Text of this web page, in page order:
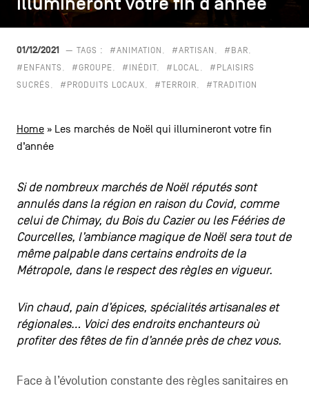
secondaire
Facebook
FR NL EN
01/12/2021 — TAGS : #ANIMATION #ARTISAN
#BAR
#ENFANTS
#GROUPE #INÉDIT #LOCAL
#PLAISIRS
SUCRÉS
#PRODUITS LOCAUX #TERROIR #TRADITION
Home» Les marchés de Noël qui illumineront votre fin
d’année
Si de nombreux marchés de Noël réputés sont
annulés dans la région en raison du Covid, comme
celui de Chimay, du Bois du Cazier ou les Fééries de
Courcelles, l’ambiance magique de Noël sera tout de
même palpable dans certains endroits de la
Métropole, dans le respect des règles en vigueur.
Vin chaud, pain d’épices, spécialités artisanales et
régionales… Voici des endroits enchanteurs où
profiter des fêtes de fin d’année près de chez vous.
Face à l’évolution constante des règles sanitaires en